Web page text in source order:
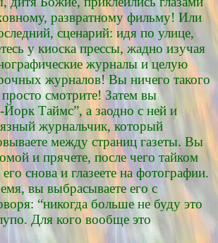
развратному фильму! Или
сценарий: идя по улице,
у киоска прессы, жадно изучая
журналы и целую
журналов! Вы ничего такого
смотрите! Затем вы
Таймс”, а заодно с ней и
журнальчик, который
между страниц газеты. Вы
и прячете, после чего тайком
его снова и глазеете на фотографии.
вы выбрасываете его с
“никогда больше не буду это
Для кого вообще это